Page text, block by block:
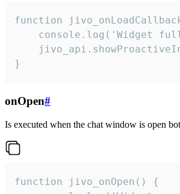
function
console.log('Widget
}
onOpen#
Is executed when the chat window is open
function jivo_onOpen() {